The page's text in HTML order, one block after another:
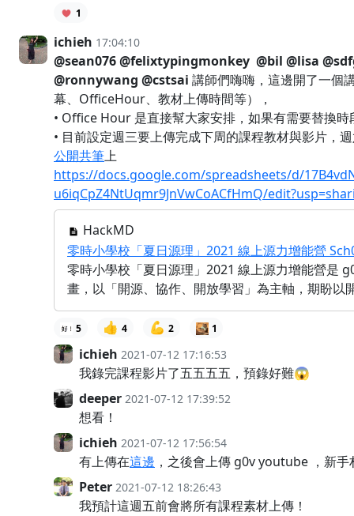
1
ichieh 17:04:10
@sean076@felixtypingmonkey @bil @lisa
@ronnywang @cstsai 講師們嗨嗨，這邊開了一個
幕、OfficeHour、教材上傳時間等），
• Office Hour 是直接幫大家安排，如果有需要替換
• 目前設定週三要上傳完成下周的課程教材與影片，
公開共筆上
https://docs.google.com/spreadsheets/d/
u6iqCpZ4NtUqmr9JnVwCoACfHmQ/
HackMD
零時小學校「夏日源理」2021 線上源力增能營
零時小學校「夏日源理」2021 線上源力增能營是
畫，以「開源、協作、開放學習」為主軸，期盼以
5 👍 4 💪 2 1
ichieh 2021-07-12 17:16:53
我錄完課程影片了五五五五，預錄好難😱
deeper 2021-07-12 17:39:52
想看！
ichieh 2021-07-12 17:56:54
有上傳在這邊 ，之後會上傳 g0v youtube ，新
Peter 2021-07-12 18:26:43
我預計這週五前會將所有課程素材上傳！